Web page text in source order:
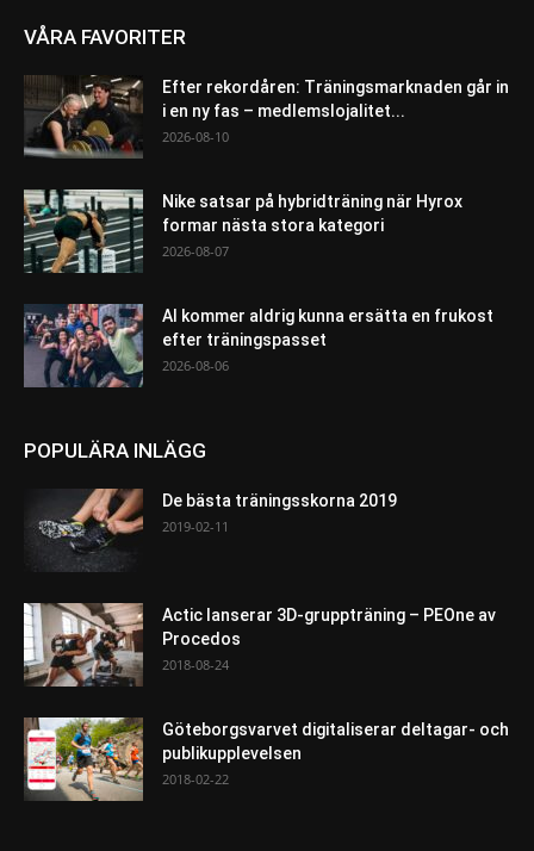
VÅRA FAVORITER
Efter rekordåren: Träningsmarknaden går in
i en ny fas – medlemslojalitet...
2026-08-10
Nike satsar på hybridträning när Hyrox
formar nästa stora kategori
2026-08-07
AI kommer aldrig kunna ersätta en frukost
efter träningspasset
2026-08-06
POPULÄRA INLÄGG
De bästa träningsskorna 2019
2019-02-11
Actic lanserar 3D-gruppträning – PEOne av
Procedos
2018-08-24
Göteborgsvarvet digitaliserar deltagar- och
publikupplevelsen
2018-02-22